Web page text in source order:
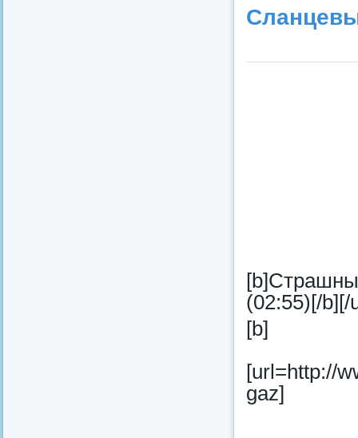
(02:55)[/b][/
[b]
[url=http://
gaz]